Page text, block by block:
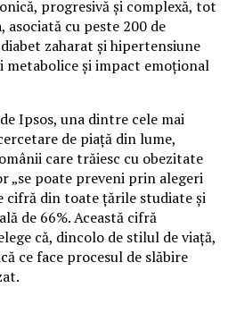
progresivă și complexă, tot
cu peste 200 de
zaharat și hipertensiune
și impact emoțional
Ipsos, una dintre cele mai
de piață din lume,
care trăiesc cu obezitate
„se poate preveni prin alegeri
cifră din toate țările studiate și
de 66%. Această cifră
că, dincolo de stilul de viață,
ce face procesul de slăbire